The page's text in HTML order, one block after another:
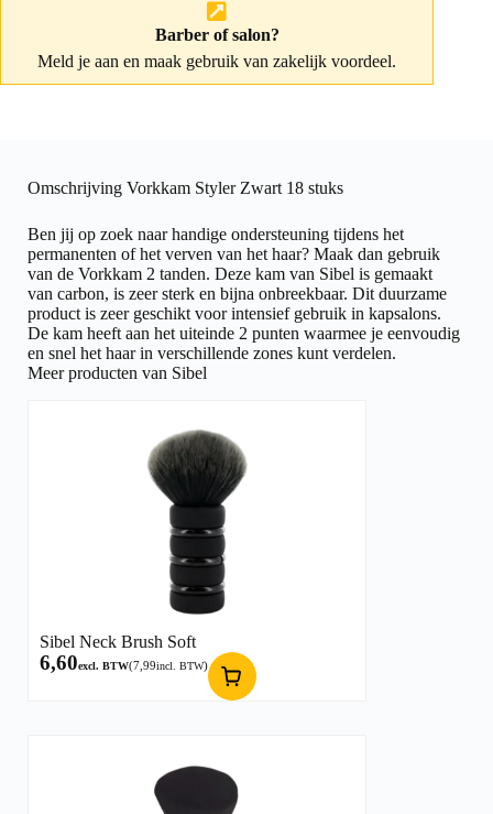
Barber of salon?
Meld je aan en maak gebruik van zakelijk voordeel.
Omschrijving Vorkkam Styler Zwart 18 stuks
Ben jij op zoek naar handige ondersteuning tijdens het
permanenten of het verven van het haar? Maak dan gebruik
van de Vorkkam 2 tanden. Deze kam van Sibel is gemaakt
van carbon, is zeer sterk en bijna onbreekbaar. Dit duurzame
product is zeer geschikt voor intensief gebruik in kapsalons.
De kam heeft aan het uiteinde 2 punten waarmee je eenvoudig
en snel het haar in verschillende zones kunt verdelen.
Meer producten van Sibel
Sibel Neck Brush Soft
6,60excl. BTW(7,99incl. BTW)